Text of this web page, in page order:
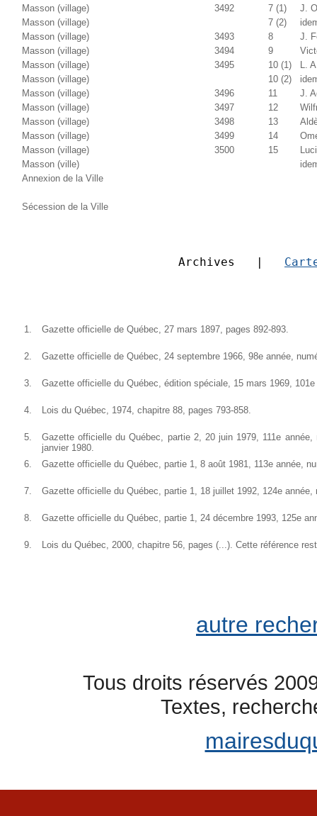
Masson (village)
3492 7 (1)
J.
Masson (village)
7 (2)
Masson (village)
3493 8
J.
Masson (village)
3494 9
Masson (village)
3495 10 (1)
L.
Masson (village)
10 (2)
Masson (village)
3496 11
J.
Masson (village)
3497 12
Masson (village)
3498 13
Masson (village)
3499 14
Masson (village)
3500 15
Masson (ville)
Annexion de la Ville
Sécession de la Ville
Archives   |
1. Gazette officielle de Québec, 27 mars 1897, pages 892-893.
2. Gazette officielle de Québec, 24 septembre 1966, 98e année,
3. Gazette officielle du Québec, édition spéciale, 15 mars 1969,
4. Lois du Québec, 1974, chapitre 88, pages 793-858.
5.
Gazette officielle du Québec, partie 2, 20 juin 1979, 111e
janvier 1980.
6.
Gazette officielle du Québec, partie 1, 8 août 1981, 113e année,
7. Gazette officielle du Québec, partie 1, 18 juillet 1992, 124e année,
8. Gazette officielle du Québec, partie 1, 24 décembre 1993, 125e
9. Lois du Québec, 2000, chapitre 56, pages (...). Cette référence
autre
Tous droits réservés
Textes,